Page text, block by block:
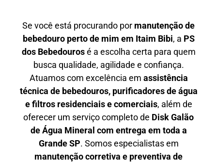
Se você está procurando por manutenção de
bebedouro perto de mim em Itaim Bibi, a PS
dos Bebedourosé a escolha certa para quem
busca qualidade, agilidade e confiança.
Atuamos com excelência em assistência
técnica de bebedouros, purificadores de água
e filtros residenciais e comerciais, além de
oferecer um serviço completo de Disk Galão
de Água Mineral com entrega em toda a
Grande SP. Somos especialistas em
manutenção corretiva e preventiva de